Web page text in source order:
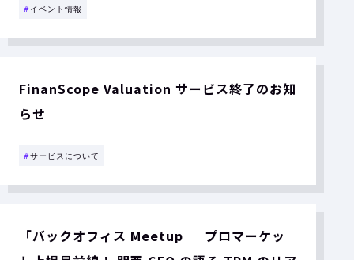
# イベント情報
FinanScope Valuation サービス終了のお知
らせ
#サービスについて
「バックオフィス Meetup ─ プロマーケッ